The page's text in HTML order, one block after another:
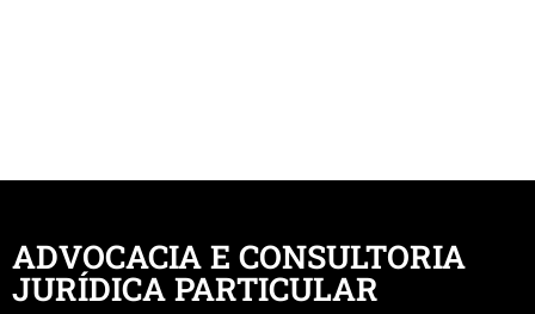
ADVOCACIA E CONSULTORIA
JURÍDICA PARTICULAR